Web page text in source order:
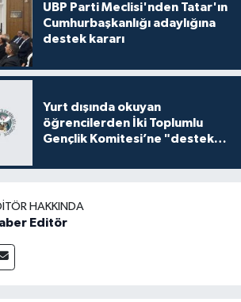
UBP Parti Meclisi'nden Tatar'ın
Cumhurbaşkanlığı adaylığına
destek kararı
Yurt dışında okuyan
öğrencilerden İki Toplumlu
Gençlik Komitesi’ne "destek
HAKKINDA
Editör